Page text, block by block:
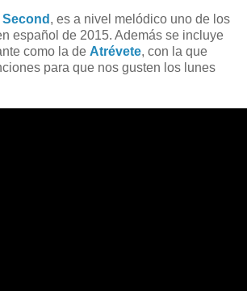
Second , es a nivel melódico uno de los
español de 2015. Además se incluye
como la de Atrévete, con la que
para que nos gusten los lunes